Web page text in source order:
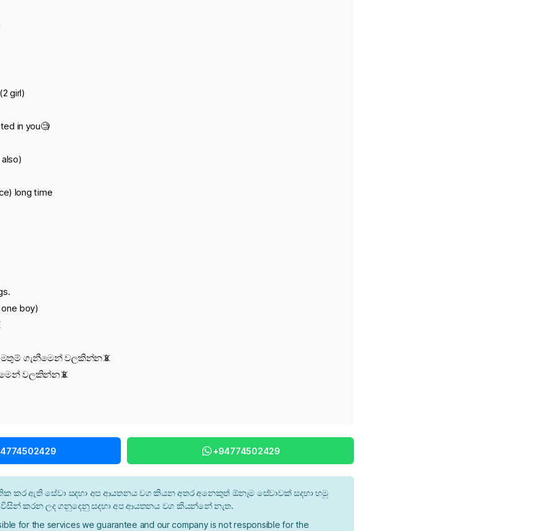
girl)
in you🧐
long time
boy)
ගැනීමෙන් වලකින්න📵
වලකින්න📵
+94774502429
කර ඇති සේවා සදහා අප ආයතනය වග කියන අතර අනෙකුත් ඕනෑම සේවාවක් සදහා හමු
කරන ලද ගනුදෙනු සදහා අප ආයතනය වග කියන්නේ නැත.
for the services we guarantee and our company is not responsible for the